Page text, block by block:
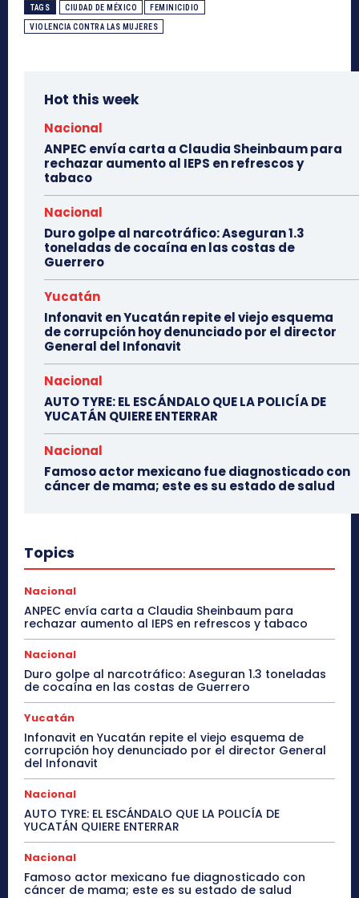
TAGS CIUDAD DE MÉXICO FEMINICIDIO
VIOLENCIA CONTRA LAS MUJERES
Hot this week
Nacional
ANPEC envía carta a Claudia Sheinbaum para
rechazar aumento al IEPS en refrescos y
tabaco
Nacional
Duro golpe al narcotráfico: Aseguran 1.3
toneladas de cocaína en las costas de
Guerrero
Yucatán
Infonavit en Yucatán repite el viejo esquema
de corrupción hoy denunciado por el director
General del Infonavit
Nacional
AUTO TYRE: EL ESCÁNDALO QUE LA POLICÍA DE
YUCATÁN QUIERE ENTERRAR
Nacional
Famoso actor mexicano fue diagnosticado con
cáncer de mama; este es su estado de salud
Topics
Nacional
ANPEC envía carta a Claudia Sheinbaum para
rechazar aumento al IEPS en refrescos y tabaco
Nacional
Duro golpe al narcotráfico: Aseguran 1.3 toneladas
de cocaína en las costas de Guerrero
Yucatán
Infonavit en Yucatán repite el viejo esquema de
corrupción hoy denunciado por el director General
del Infonavit
Nacional
AUTO TYRE: EL ESCÁNDALO QUE LA POLICÍA DE
YUCATÁN QUIERE ENTERRAR
Nacional
Famoso actor mexicano fue diagnosticado con
cáncer de mama; este es su estado de salud